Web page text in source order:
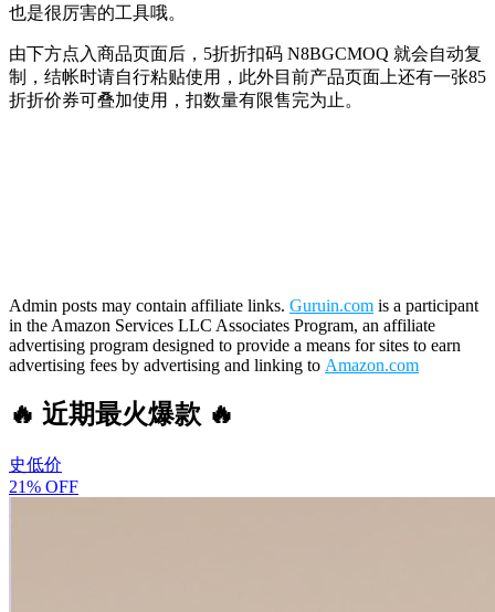
也是很厉害的工具哦。
由下方点入商品页面后，5折折扣码 N8BGCMOQ 就会自动复
制，结帐时请自行粘贴使用，此外目前产品页面上还有一张85
折折价券可叠加使用，扣数量有限售完为止。
Admin posts may contain affiliate links. Guruin.com is a participant
in the Amazon Services LLC Associates Program, an affiliate
advertising program designed to provide a means for sites to earn
advertising fees by advertising and linking to Amazon.com
🔥 近期最火爆款 🔥
史低价
21% OFF